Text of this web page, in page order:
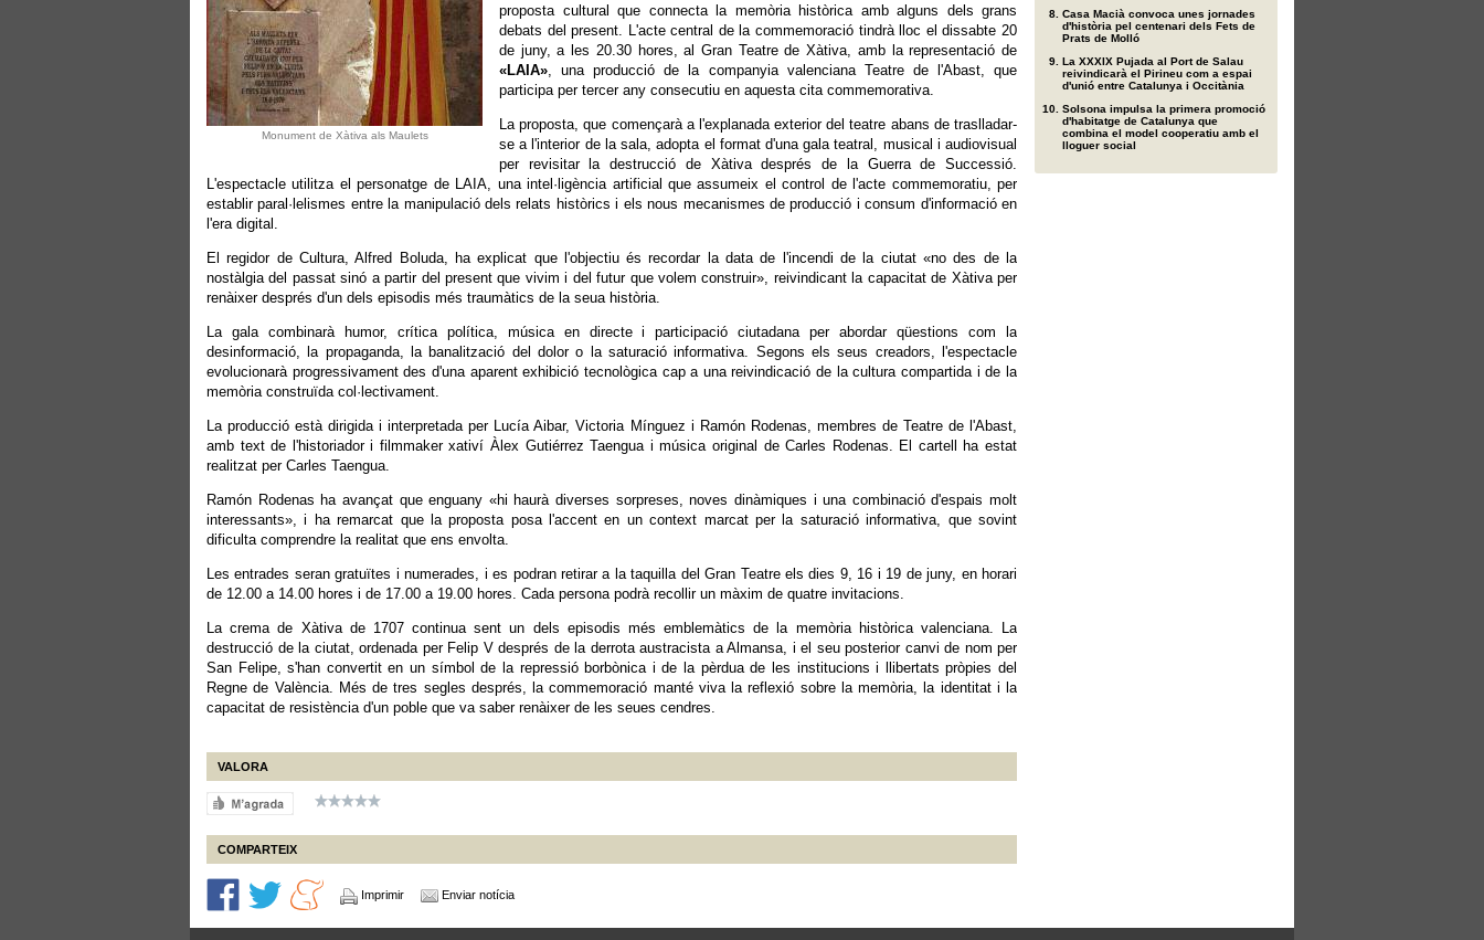
Monument de Xàtiva als Maulets
proposta cultural que connecta la memòria històrica amb alguns dels grans
debats del present. L'acte central de la commemoració tindrà lloc el dissabte 20
de juny, a les 20.30 hores, al Gran Teatre de Xàtiva, amb la representació de
«LAIA», una producció de la companyia valenciana Teatre de l'Abast, que
participa per tercer any consecutiu en aquesta cita commemorativa.
La proposta, que començarà a l'explanada exterior del teatre abans de traslladar-
se a l'interior de la sala, adopta el format d'una gala teatral, musical i audiovisual
per revisitar la destrucció de Xàtiva després de la Guerra de Successió.
L'espectacle utilitza el personatge de LAIA, una intel·ligència artificial que assumeix el control de l'acte commemoratiu, per
establir paral·lelismes entre la manipulació dels relats històrics i els nous mecanismes de producció i consum d'informació en
l'era digital.
El regidor de Cultura, Alfred Boluda, ha explicat que l'objectiu és recordar la data de l'incendi de la ciutat «no des de la
nostàlgia del passat sinó a partir del present que vivim i del futur que volem construir», reivindicant la capacitat de Xàtiva per
renàixer després d'un dels episodis més traumàtics de la seua història.
La gala combinarà humor, crítica política, música en directe i participació ciutadana per abordar qüestions com la
desinformació, la propaganda, la banalització del dolor o la saturació informativa. Segons els seus creadors, l'espectacle
evolucionarà progressivament des d'una aparent exhibició tecnològica cap a una reivindicació de la cultura compartida i de la
memòria construïda col·lectivament.
La producció està dirigida i interpretada per Lucía Aibar, Victoria Mínguez i Ramón Rodenas, membres de Teatre de l'Abast,
amb text de l'historiador i filmmaker xativí Àlex Gutiérrez Taengua i música original de Carles Rodenas. El cartell ha estat
realitzat per Carles Taengua.
Ramón Rodenas ha avançat que enguany «hi haurà diverses sorpreses, noves dinàmiques i una combinació d'espais molt
interessants», i ha remarcat que la proposta posa l'accent en un context marcat per la saturació informativa, que sovint
dificulta comprendre la realitat que ens envolta.
Les entrades seran gratuïtes i numerades, i es podran retirar a la taquilla del Gran Teatre els dies 9, 16 i 19 de juny, en horari
de 12.00 a 14.00 hores i de 17.00 a 19.00 hores. Cada persona podrà recollir un màxim de quatre invitacions.
La crema de Xàtiva de 1707 continua sent un dels episodis més emblemàtics de la memòria històrica valenciana. La
destrucció de la ciutat, ordenada per Felip V després de la derrota austracista a Almansa, i el seu posterior canvi de nom per
San Felipe, s'han convertit en un símbol de la repressió borbònica i de la pèrdua de les institucions i llibertats pròpies del
Regne de València. Més de tres segles després, la commemoració manté viva la reflexió sobre la memòria, la identitat i la
capacitat de resistència d'un poble que va saber renàixer de les seues cendres.
VALORA
COMPARTEIX
Imprimir Enviar notícia
Casa Macià convoca unes jornades
d'història pel centenari dels Fets de
Prats de Molló
La XXXIX Pujada al Port de Salau
reivindicarà el Pirineu com a espai
d'unió entre Catalunya i Occitània
Solsona impulsa la primera promoció
d'habitatge de Catalunya que
combina el model cooperatiu amb el
lloguer social